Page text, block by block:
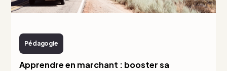
Pédagogie
Apprendre en marchant : booster sa